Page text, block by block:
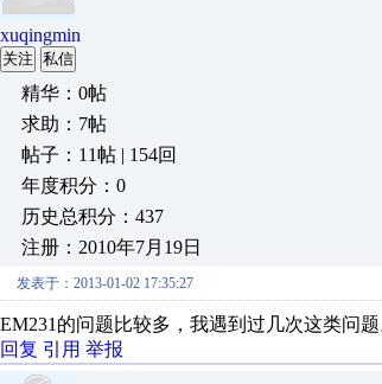
xuqingmin
关注 私信
精华：0帖
求助：7帖
帖子：11帖 | 154回
年度积分：0
历史总积分：437
注册：2010年7月19日
发表于：2013-01-02 17:35:27
EM231的问题比较多，我遇到过几次这类问题
回复 引用 举报